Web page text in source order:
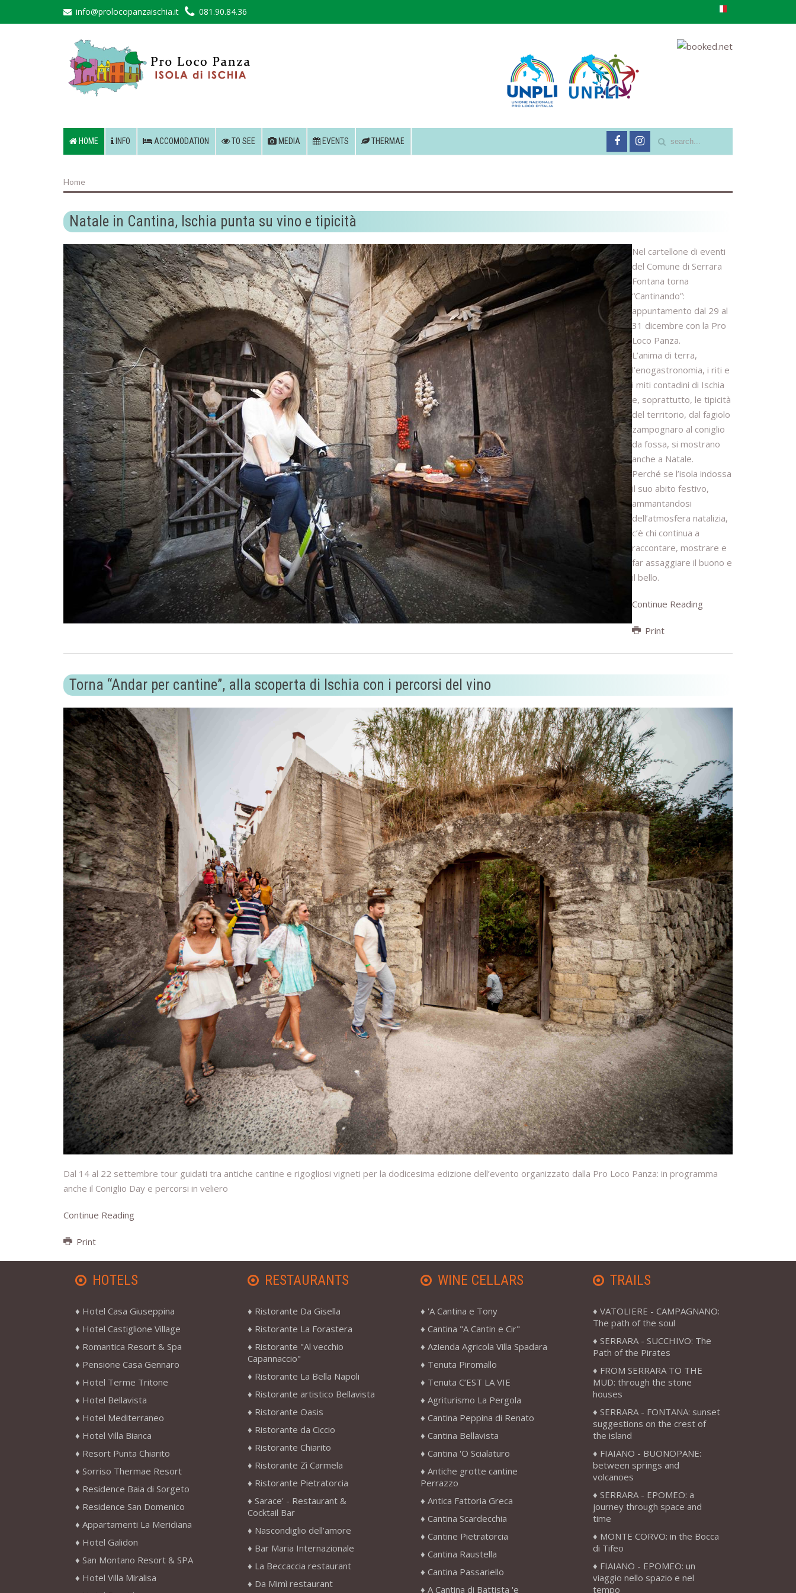
info@prolocopanzaischia.it 081.90.84.36
HOME INFO ACCOMODATION TO SEE MEDIA EVENTS THERMAE
Home
Natale in Cantina, Ischia punta su vino e tipicità
Nel cartellone di eventi
del Comune di Serrara
Fontana torna
“Cantinando”:
appuntamento dal 29 al
31 dicembre con la Pro
Loco Panza.
L’anima di terra,
l’enogastronomia, i riti e
i miti contadini di Ischia
e, soprattutto, le tipicità
del territorio, dal fagiolo
zampognaro al coniglio
da fossa, si mostrano
anche a Natale.
Perché se l’isola indossa
il suo abito festivo,
ammantandosi
dell’atmosfera natalizia,
c’è chi continua a
raccontare, mostrare e
far assaggiare il buono e
il bello.
Continue Reading
Print
Torna “Andar per cantine”, alla scoperta di Ischia con i percorsi del vino
Dal 14 al 22 settembre tour guidati tra antiche cantine e rigogliosi vigneti per la dodicesima edizione dell’evento organizzato dalla Pro Loco Panza: in programma
anche il Coniglio Day e percorsi in veliero
Continue Reading
Print
HOTELS
Hotel Casa Giuseppina
Hotel Castiglione Village
Romantica Resort & Spa
Pensione Casa Gennaro
Hotel Terme Tritone
Hotel Bellavista
Hotel Mediterraneo
Hotel Villa Bianca
Resort Punta Chiarito
Sorriso Thermae Resort
Residence Baia di Sorgeto
Residence San Domenico
Appartamenti La Meridiana
Hotel Galidon
San Montano Resort & SPA
Hotel Villa Miralisa
RESTAURANTS
Ristorante Da Gisella
Ristorante La Forastera
Ristorante "Al vecchio
Capannaccio"
Ristorante La Bella Napoli
Ristorante artistico Bellavista
Ristorante Oasis
Ristorante da Ciccio
Ristorante Chiarito
Ristorante Zì Carmela
Ristorante Pietratorcia
Sarace' - Restaurant &
Cocktail Bar
Nascondiglio dell’amore
Bar Maria Internazionale
La Beccaccia restaurant
Da Mimì restaurant
WINE CELLARS
'A Cantina e Tony
Cantina "A Cantin e Cir"
Azienda Agricola Villa Spadara
Tenuta Piromallo
Tenuta C’EST LA VIE
Agriturismo La Pergola
Cantina Peppina di Renato
Cantina Bellavista
Cantina 'O Scialaturo
Antiche grotte cantine
Perrazzo
Antica Fattoria Greca
Cantina Scardecchia
Cantine Pietratorcia
Cantina Raustella
Cantina Passariello
A Cantina di Battista 'e
TRAILS
VATOLIERE - CAMPAGNANO:
The path of the soul
SERRARA - SUCCHIVO: The
Path of the Pirates
FROM SERRARA TO THE
MUD: through the stone
houses
SERRARA - FONTANA: sunset
suggestions on the crest of
the island
FIAIANO - BUONOPANE:
between springs and
volcanoes
SERRARA - EPOMEO: a
journey through space and
time
MONTE CORVO: in the Bocca
di Tifeo
FIAIANO - EPOMEO: un
viaggio nello spazio e nel
tempo